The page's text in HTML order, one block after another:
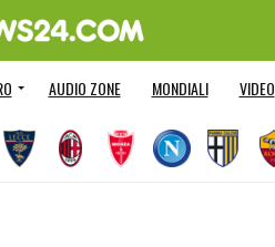
AUDIO ZONE MONDIALI VIDEO